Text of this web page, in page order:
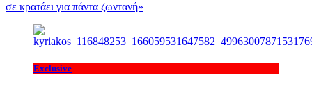
σε κρατάει για πάντα ζωντανή»
Exclusive